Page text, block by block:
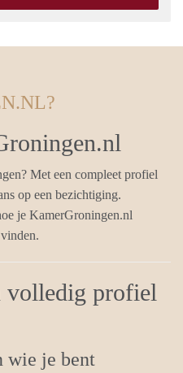
Met een compleet profiel
op een bezichtiging.
je KamerGroningen.nl
volledig profiel
wie je bent